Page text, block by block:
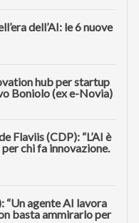
dell’AI: le 6 nuove
hub per startup
Boniolo (ex e-Novia)
Flaviis (CDP): “L’AI è
chi fa innovazione.
“Un agente AI lavora
basta ammirarlo per